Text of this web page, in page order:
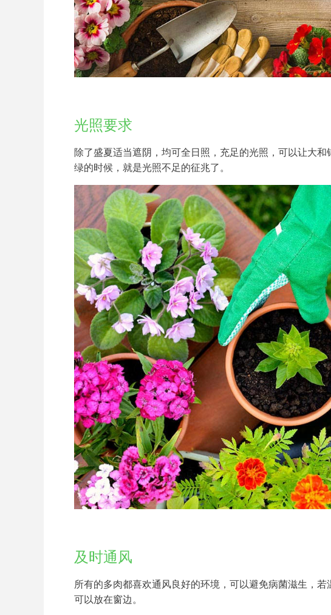
光照要求
除了盛夏适当遮阴，均可全日照，充足的光照，可以让大
绿的时候，就是光照不足的征兆了。
及时通风
所有的多肉都喜欢通风良好的环境，可以避免病菌滋生，
可以放在窗边。